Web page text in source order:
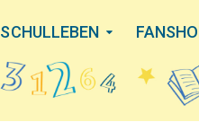
SCHULLEBEN